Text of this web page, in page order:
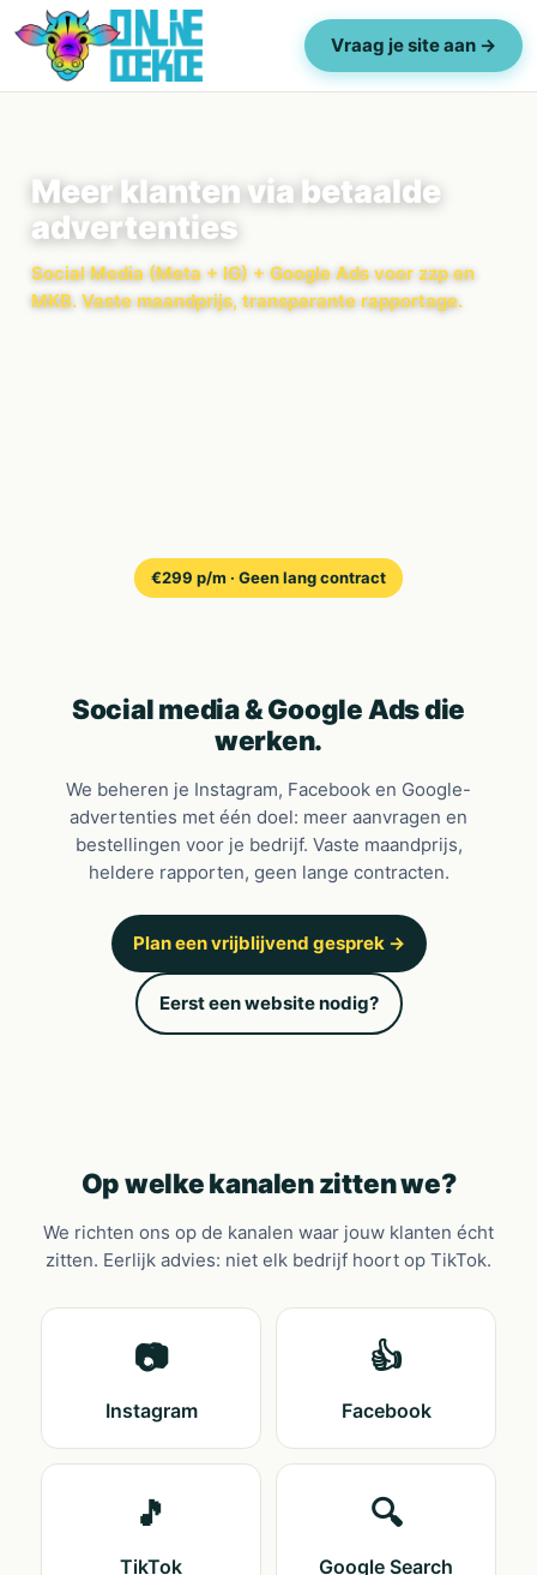
Vraag je site aan →
Meer klanten via betaalde
advertenties
Social Media (Meta + IG) + Google Ads voor zzp en
MKB. Vaste maandprijs, transparante rapportage.
€299 p/m · Geen lang contract
Social media &Google Adsdie
werken.
We beheren je Instagram, Facebook en Google-
advertenties met één doel: meer aanvragen en
bestellingen voor je bedrijf. Vaste maandprijs,
heldere rapporten, geen lange contracten.
Plan een vrijblijvend gesprek →
Eerst een website nodig?
Op welke kanalen zitten we?
We richten ons op de kanalen waar jouw klanten écht
zitten. Eerlijk advies: niet elk bedrijf hoort op TikTok.
📷
Instagram
👍
Facebook
🎵
TikTok
🔍
Google Search